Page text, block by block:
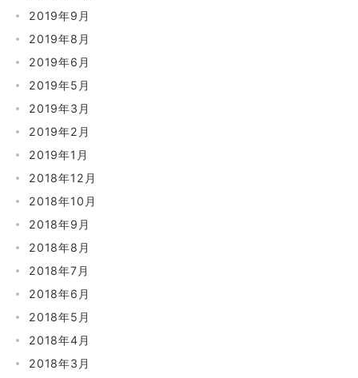
2019年9月
2019年8月
2019年6月
2019年5月
2019年3月
2019年2月
2019年1月
2018年12月
2018年10月
2018年9月
2018年8月
2018年7月
2018年6月
2018年5月
2018年4月
2018年3月